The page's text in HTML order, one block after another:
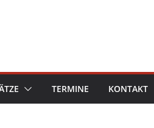
TERMINE KONTAKT